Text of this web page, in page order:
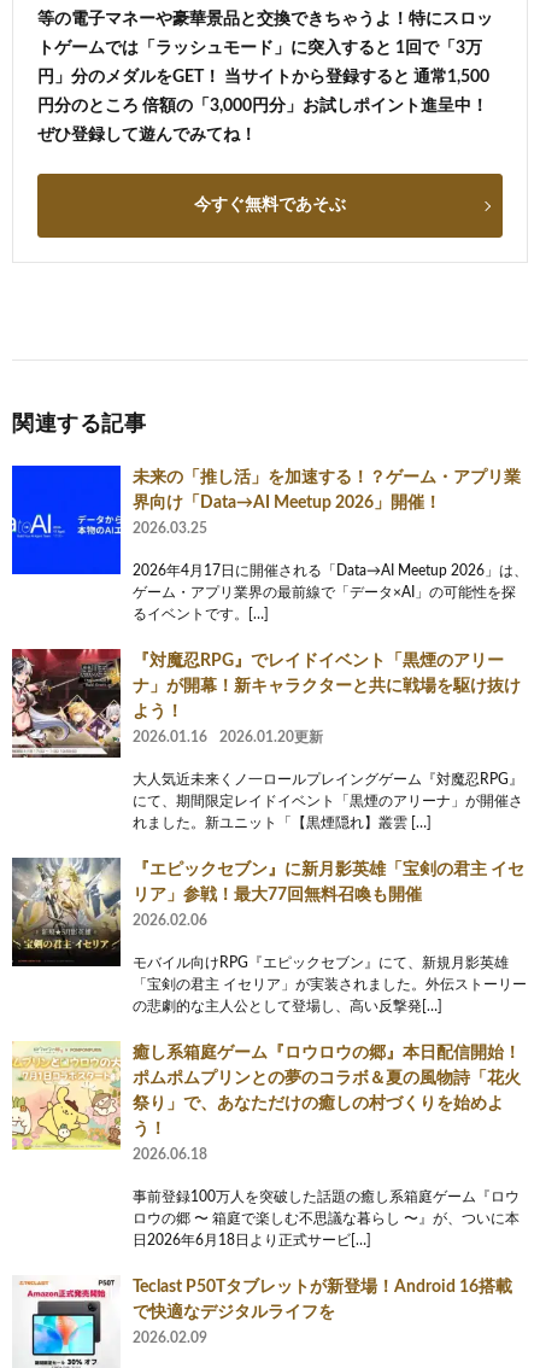
等の電子マネーや豪華景品と交換できちゃうよ！特にスロッ
トゲームでは「ラッシュモード」に突入すると 1回で「3万
円」分のメダルをGET！ 当サイトから登録すると 通常1,500
円分のところ 倍額の「3,000円分」お試しポイント進呈中！
ぜひ登録して遊んでみてね！
今すぐ無料であそぶ
関連する記事
未来の「推し活」を加速する！？ゲーム・アプリ業
界向け「Data→AI Meetup 2026」開催！
2026.03.25
2026年4月17日に開催される「Data→AI Meetup 2026」は、
ゲーム・アプリ業界の最前線で「データ×AI」の可能性を探
るイベントです。[…]
『対魔忍RPG』でレイドイベント「黒煙のアリー
ナ」が開幕！新キャラクターと共に戦場を駆け抜け
よう！
2026.01.16 2026.01.20更新
大人気近未来くノ一ロールプレイングゲーム『対魔忍RPG』
にて、期間限定レイドイベント「黒煙のアリーナ」が開催さ
れました。新ユニット「【黒煙隠れ】叢雲 […]
『エピックセブン』に新月影英雄「宝剣の君主 イセ
リア」参戦！最大77回無料召喚も開催
2026.02.06
モバイル向けRPG『エピックセブン』にて、新規月影英雄
「宝剣の君主 イセリア」が実装されました。外伝ストーリー
の悲劇的な主人公として登場し、高い反撃発[…]
癒し系箱庭ゲーム『ロウロウの郷』本日配信開始！
ポムポムプリンとの夢のコラボ＆夏の風物詩「花火
祭り」で、あなただけの癒しの村づくりを始めよ
う！
2026.06.18
事前登録100万人を突破した話題の癒し系箱庭ゲーム『ロウ
ロウの郷 〜 箱庭で楽しむ不思議な暮らし 〜』が、ついに本
日2026年6月18日より正式サービ[…]
Teclast P50Tタブレットが新登場！Android 16搭載
で快適なデジタルライフを
2026.02.09